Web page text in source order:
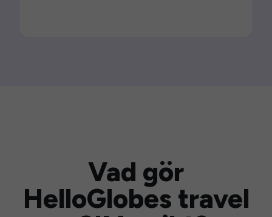
Vad gör
HelloGlobes travel